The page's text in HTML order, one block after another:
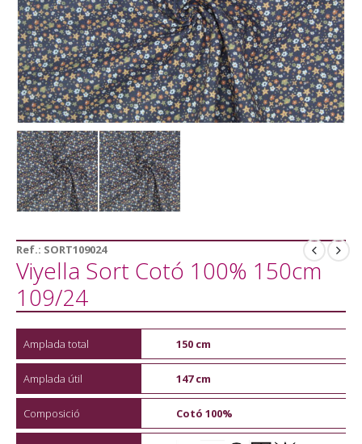
Ref.: SORT109024
Viyella Sort Cotó 100% 150cm
109/24
Amplada total 150 cm
Amplada útil 147 cm
Composició Cotó 100%